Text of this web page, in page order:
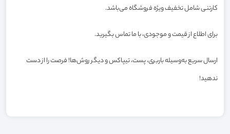
کارتنی شامل تخفیف ویژه فروشگاه می‌باشد.
برای اطلاع از قیمت و موجودی، با ما تماس بگیرید.
ارسال سریع به‌وسیله باربری، پست، تیپاکس و دیگر روش‌ها! فرصت را از دست
ندهید!